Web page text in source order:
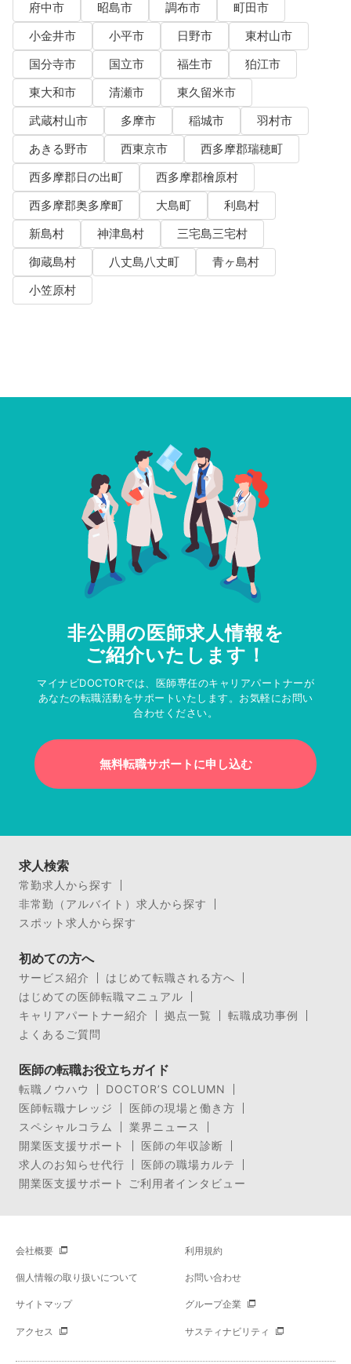
府中市
昭島市 調布市
町田市
小金井市
小平市 日野市
東村山市
国分寺市
国立市 福生市
狛江市
東大和市
清瀬市
東久留米市
武蔵村山市
多摩市 稲城市
羽村市
あきる野市
西東京市
西多摩郡瑞穂町
西多摩郡日の出町
西多摩郡檜原村
西多摩郡奥多摩町
大島町
利島村
新島村
神津島村
三宅島三宅村
御蔵島村
八丈島八丈町
青ヶ島村
小笠原村
非公開の医師求人情報を
ご紹介いたします！
マイナビDOCTORでは、医師専任のキャリアパートナーが
あなたの転職活動をサポートいたします。お気軽にお問い
合わせください。
無料転職サポートに申し込む
求人検索
常勤求人から探す
非常勤（アルバイト）求人から探す
スポット求人から探す
初めての方へ
サービス紹介
はじめて転職される方へ
はじめての医師転職マニュアル
キャリアパートナー紹介
拠点一覧
転職成功事例
よくあるご質問
医師の転職お役立ちガイド
転職ノウハウ
DOCTOR’S COLUMN
医師転職ナレッジ
医師の現場と働き方
スペシャルコラム
業界ニュース
開業医支援サポート
医師の年収診断
求人のお知らせ代行
医師の職場カルテ
開業医支援サポート ご利用者インタビュー
会社概要 利用規約
個人情報の取り扱いについて お問い合わせ
サイトマップ グループ企業
アクセス サスティナビリティ